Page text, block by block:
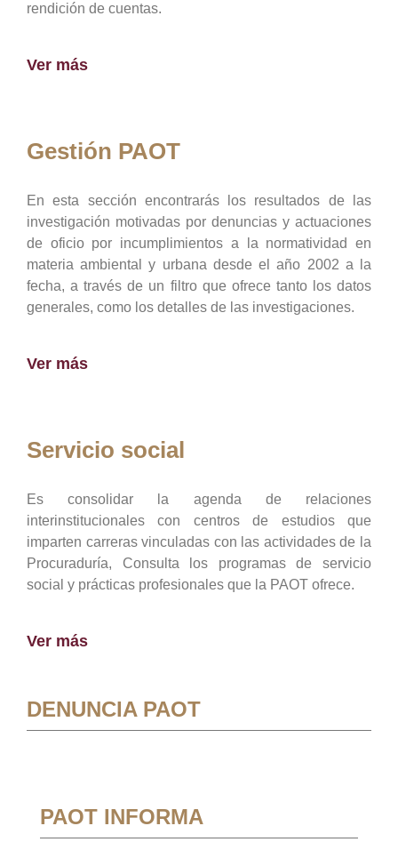
rendición de cuentas.
Ver más
Gestión PAOT
En esta sección encontrarás los resultados de las
investigación motivadas por denuncias y actuaciones
de oficio por incumplimientos a la normatividad en
materia ambiental y urbana desde el año 2002 a la
fecha, a través de un filtro que ofrece tanto los datos
generales, como los detalles de las investigaciones.
Ver más
Servicio social
Es consolidar la agenda de relaciones
interinstitucionales con centros de estudios que
imparten carreras vinculadas con las actividades de la
Procuraduría, Consulta los programas de servicio
social y prácticas profesionales que la PAOT ofrece.
Ver más
DENUNCIA PAOT
PAOT INFORMA